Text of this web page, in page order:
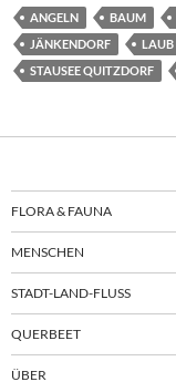
ANGELN BAUM
JÄNKENDORF
LAUB
STAUSEE QUITZDORF
FLORA & FAUNA
MENSCHEN
STADT-LAND-FLUSS
QUERBEET
ÜBER